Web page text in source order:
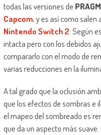
todas las versiones de
Capcom, y es así como salen
Nintendo Switch 2 . Según
intacta pero con los debidos
compararlo con el modo de
varias reducciones en la
A tal grado que la oclusión
que los efectos de sombras e
el mapeo del sombreado es
que da un aspecto más